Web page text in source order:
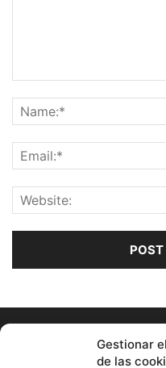
Gestionar
de las